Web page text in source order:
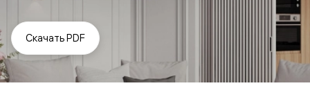
Скачать PDF